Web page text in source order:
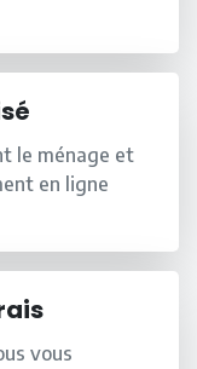
le ménage et
en ligne
vous